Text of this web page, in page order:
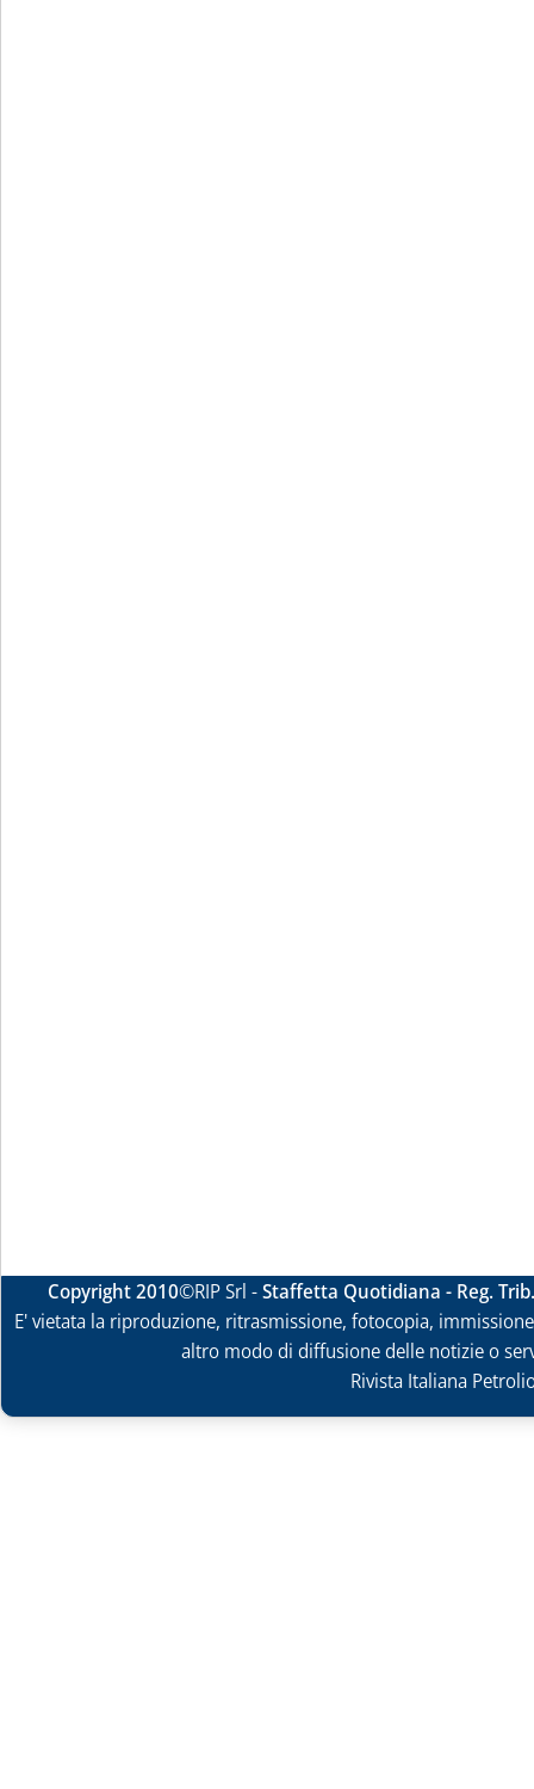
Copyright 2010©RIP Srl -Staffetta Quotidiana - Reg.
E' vietata la riproduzione, ritrasmissione, fotocopia,
altro modo di diffusione delle notizie o
Rivista Italiana